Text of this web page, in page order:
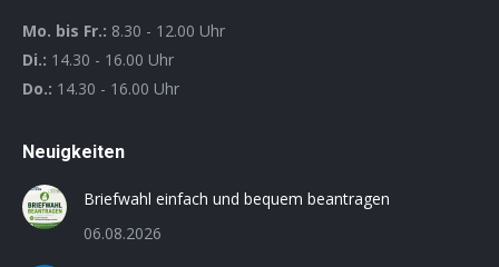
Mo. bis Fr.: 8.30 - 12.00 Uhr
Di.: 14.30 - 16.00 Uhr
Do.: 14.30 - 16.00 Uhr
Neuigkeiten
Briefwahl einfach und bequem beantragen
06.08.2026